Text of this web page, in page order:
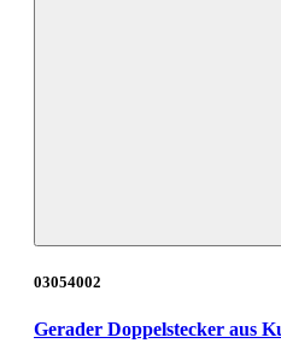
03054002
Gerader Doppelstecker aus